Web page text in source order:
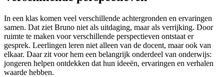
In een klas komen veel verschillende achtergronden en ervaringen
samen. Dat ziet Bruno niet als uitdaging, maar als verrijking. Door
ruimte te maken voor verschillende perspectieven ontstaat er
gesprek. Leerlingen leren niet alleen van de docent, maar ook van
elkaar. Daar zit voor hem een belangrijk onderdeel van onderwijs:
jongeren helpen ontdekken dat hun ideeën, ervaringen en verhalen
waarde hebben.